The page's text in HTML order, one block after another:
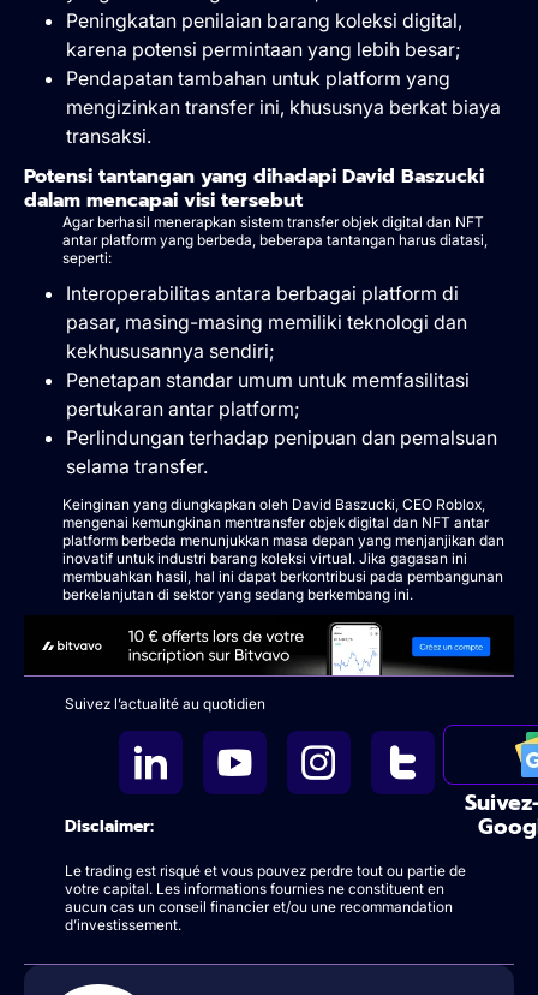
Peningkatan penilaian barang koleksi digital,
karena potensi permintaan yang lebih besar;
Pendapatan tambahan untuk platform yang
mengizinkan transfer ini, khususnya berkat biaya
transaksi.
Potensi tantangan yang dihadapi David Baszucki
dalam mencapai visi tersebut
Agar berhasil menerapkan sistem transfer objek digital dan NFT
antar platform yang berbeda, beberapa tantangan harus diatasi,
seperti:
Interoperabilitas antara berbagai platform di
pasar, masing-masing memiliki teknologi dan
kekhususannya sendiri;
Penetapan standar umum untuk memfasilitasi
pertukaran antar platform;
Perlindungan terhadap penipuan dan pemalsuan
selama transfer.
Keinginan yang diungkapkan oleh David Baszucki, CEO Roblox,
mengenai kemungkinan mentransfer objek digital dan NFT antar
platform berbeda menunjukkan masa depan yang menjanjikan dan
inovatif untuk industri barang koleksi virtual. Jika gagasan ini
membuahkan hasil, hal ini dapat berkontribusi pada pembangunan
berkelanjutan di sektor yang sedang berkembang ini.
Suivez l’actualité au quotidien
Disclaimer:
Le trading est risqué et vous pouvez perdre tout ou partie de
votre capital. Les informations fournies ne constituent en
aucun cas un conseil financier et/ou une recommandation
d’investissement.